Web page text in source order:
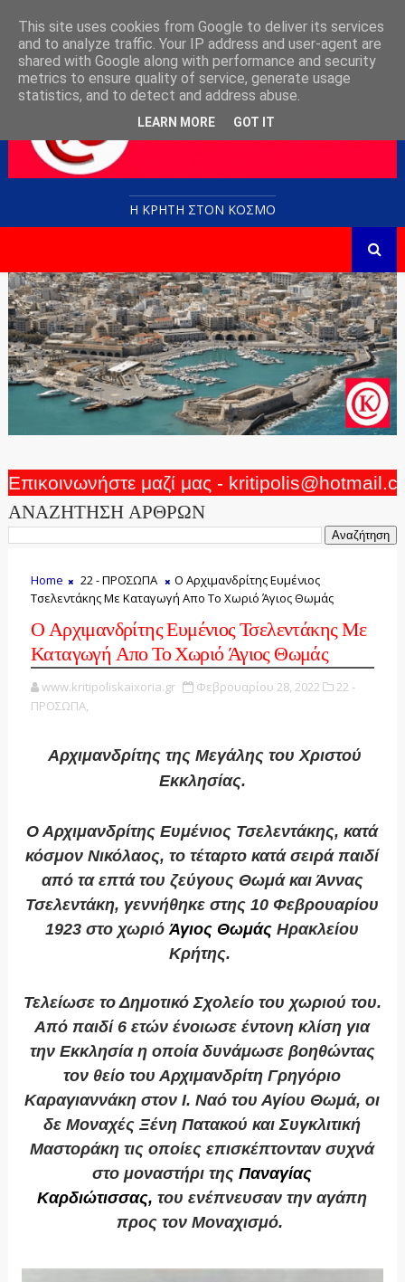
Η ΚΡΗΤΗ ΣΤΟN KOΣΜΟ
Επικοινωνήστε μαζί μας -
ΑΝΑΖΗΤΗΣΗ ΑΡΘΡΩΝ
Home 22 - ΠΡΟΣΩΠΑ
Ο Αρχιμανδρίτης Ευμένιος
Τσελεντάκης Με Καταγωγή Απο Το Χωριό Άγιος Θωμάς
Ο Αρχιμανδρίτης Ευμένιος Τσελεντάκης Με
Καταγωγή Απο Το Χωριό Άγιος Θωμάς
www.kritipoliskaixoria.gr Φεβρουαρίου 28, 2022
22 -
ΠΡΟΣΩΠΑ,
Αρχιμανδρίτης της Μεγάλης του Χριστού
Εκκλησίας.
Ο Αρχιμανδρίτης Ευμένιος Τσελεντάκης, κατά
κόσμον Νικόλαος, το τέταρτο κατά σειρά παιδί
από τα επτά του ζεύγους Θωμά και Άννας
Τσελεντάκη, γεννήθηκε στης 10 Φεβρουαρίου
1923 στο χωριόΆγιος Θωμάς Ηρακλείου
Κρήτης.
Τελείωσε το Δημοτικό Σχολείο του χωριού του.
Από παιδί 6 ετών ένοιωσε έντονη κλίση για
την Εκκλησία η οποία δυνάμωσε βοηθώντας
τον θείο του Αρχιμανδρίτη Γρηγόριο
Καραγιαννάκη στον Ι. Ναό του Αγίου Θωμά, οι
δε Μοναχές Ξένη Πατακού και Συγκλιτική
Μαστοράκη τις οποίες επισκέπτονταν συχνά
στο μοναστήρι τηςΠαναγίας
Καρδιώτισσας,του ενέπνευσαν την αγάπη
προς τον Μοναχισμό.
This site uses cookies from Google to deliver its services
and to analyze traffic. Your IP address and user-agent are
shared with Google along with performance and security
metrics to ensure quality of service, generate usage
statistics, and to detect and address abuse.
LEARN MORE GOT IT